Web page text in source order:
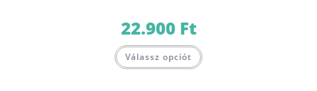
22.900 Ft
Válassz opciót